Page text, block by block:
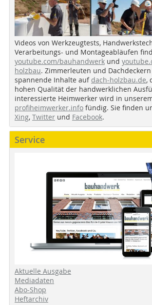
Videos von Werkzeugtests,
Verarbeitungs- und Montageabläufen
youtube.com/bauhandwerk und
holzbau. Zimmerleuten und
spannende Inhalte auf dach-holzbau.de,
hohen Qualität der handwerklichen
interessierte Heimwerker wird in
profiheimwerker.info fündig. Sie finden
Xing, Twitter und Facebook.
Service
Aktuelle Ausgabe
Mediadaten
Abo-Shop
Heftarchiv